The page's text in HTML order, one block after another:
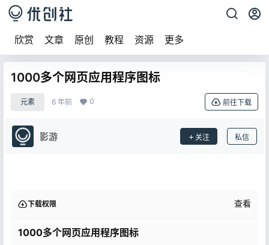
欣赏 文章 原创 教程 资源 更多
1000多个网页应用程序图标
元素 6 年前 0 前往下载
影游 关注 私信
下载权限 查看
1000多个网页应用程序图标